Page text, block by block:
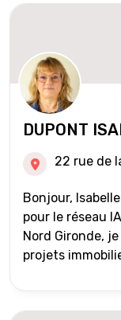
DUPONT
22 rue de
Bonjour,
pour le réseau
Nord Gironde,
projets